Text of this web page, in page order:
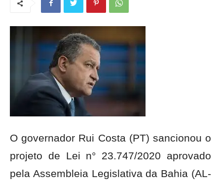
O governador Rui Costa (PT) sancionou o
projeto de Lei n° 23.747/2020 aprovado
pela Assembleia Legislativa da Bahia (AL-